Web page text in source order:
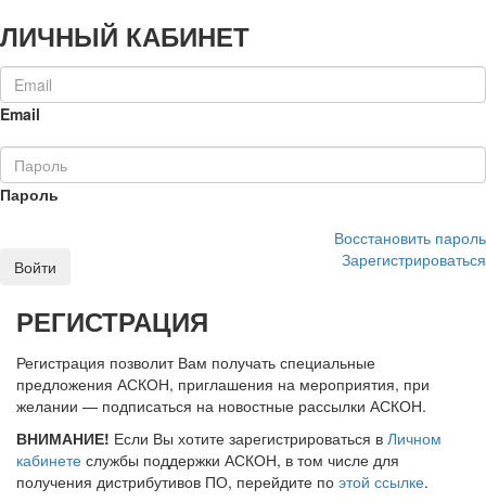
ЛИЧНЫЙ КАБИНЕТ
Email
Пароль
Восстановить пароль
Войти
Зарегистрироваться
РЕГИСТРАЦИЯ
Регистрация позволит Вам получать специальные
предложения АСКОН, приглашения на мероприятия, при
желании — подписаться на новостные рассылки АСКОН.
ВНИМАНИЕ! Если Вы хотите зарегистрироваться в Личном
кабинете службы поддержки АСКОН, в том числе для
получения дистрибутивов ПО, перейдите по этой ссылке.